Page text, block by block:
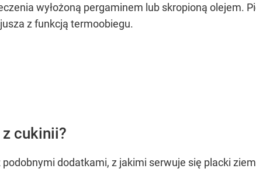
wyłożoną pergaminem lub skropioną olejem.
z funkcją termoobiegu.
cukinii?
dodatkami, z jakimi serwuje się placki